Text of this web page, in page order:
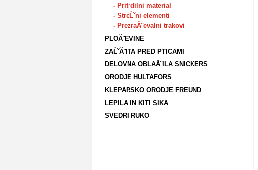
- Pritrdilni material
- StreĹˇni elementi
- PrezraĂ¨evalni trakovi
PLOĂ¨EVINE
ZAĹˇĂ¨ITA PRED PTICAMI
DELOVNA OBLAĂ¨ILA SNICKERS
ORODJE HULTAFORS
KLEPARSKO ORODJE FREUND
LEPILA IN KITI SIKA
SVEDRI RUKO